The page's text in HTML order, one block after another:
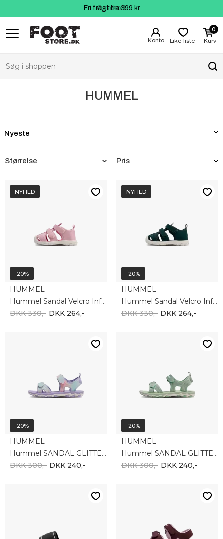
Gavekort
Fri fragt fra 399 kr
Kundeservice
Kurv
0
Like-liste
HUMMEL
Størrelse Pris
-20%
NYHED
HUMMEL
Hummel Sandal Velcro Infant 217944-3333
DKK 330,- DKK 264,-
-20%
NYHED
HUMMEL
Hummel Sandal Velcro Infant 217944-6712
DKK 330,- DKK 264,-
-20%
HUMMEL
Hummel SANDAL GLITTER JR 203306-3596
DKK 300,- DKK 240,-
-20%
HUMMEL
Hummel SANDAL GLITTER JR 203306-6398
DKK 300,- DKK 240,-